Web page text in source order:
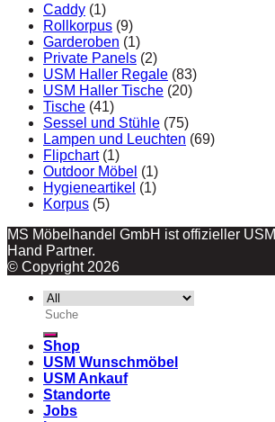
Caddy (1)
Rollkorpus (9)
Garderoben (1)
Private Panels (2)
USM Haller Regale (83)
USM Haller Tische (20)
Tische (41)
Sessel und Stühle (75)
Lampen und Leuchten (69)
Flipchart (1)
Outdoor Möbel (1)
Hygieneartikel (1)
Korpus (5)
MS Möbelhandel GmbH ist offizieller
Hand Partner.
© Copyright 2026
Suche
nach:
Shop
USM Wunschmöbel
USM Ankauf
Standorte
Jobs